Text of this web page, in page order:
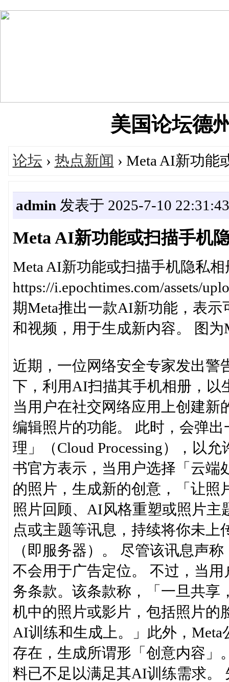
美国论坛德
论坛 › 热点新闻 › Meta AI新功
admin 发表于 2025-7-10 22:31:43
Meta AI新功能或扫描手机
Meta AI新功能或扫描手机隐私
https://i.epochtimes.com/assets/
期Meta推出一款AI新功能，表
和视频，用于生成新内容。 图
近期，一位网络安全专家发出警
下，利用AI扫描其手机相册，以
当用户在社交网络应用上创建新
编辑照片的功能。 此时，会弹
理」（Cloud Processing），以
书官方表示，当用户选择「云端
的照片，生成新的创意，「让照
照片回顾、AI风格重塑或照片主
点或主题等讯息，持续将你未
（即服务器）。 尽管该讯息声
不会用于广告定位。 不过，当
务条款。该条款称，「一旦共享
机中的照片或影片，包括照片的
AI训练和生成上。」此外，
存在，生成所谓形「创意内容」
料已不足以满足其AI训练需求。